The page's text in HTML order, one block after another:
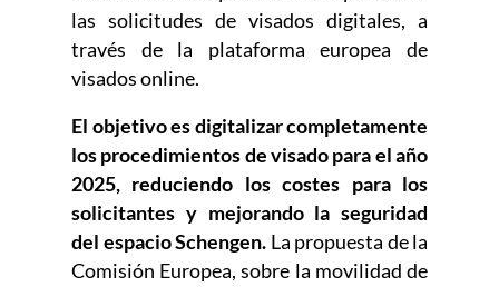
las solicitudes de visados digitales, a
través de la plataforma europea de
visados online.
El objetivo es digitalizar completamente
los procedimientos de visado para el año
2025, reduciendo los costes para los
solicitantes y mejorando la seguridad
del espacio Schengen. La propuesta de la
Comisión Europea, sobre la movilidad de